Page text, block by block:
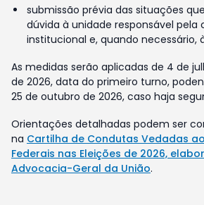
submissão prévia das situações
dúvida à unidade responsável
institucional e, quando necessário,
As medidas serão aplicadas de 4 de
de 2026, data do primeiro turno,
25 de outubro de 2026, caso haja
Orientações detalhadas podem ser
na Cartilha de Condutas Vedadas
Federais nas Eleições de 2026,
Advocacia-Geral da União.